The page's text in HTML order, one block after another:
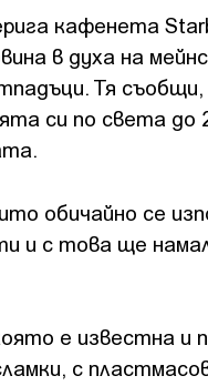
кафенета
в духа на
Тя
си по света
обичайно се
и с това ще
е известна и
с